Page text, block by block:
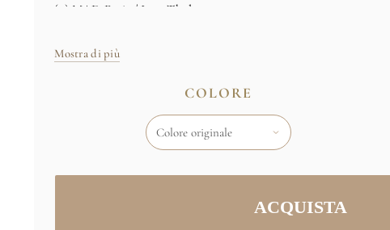
(c) MAD Paris / Jean Tholance
Mostra di più
COLORE